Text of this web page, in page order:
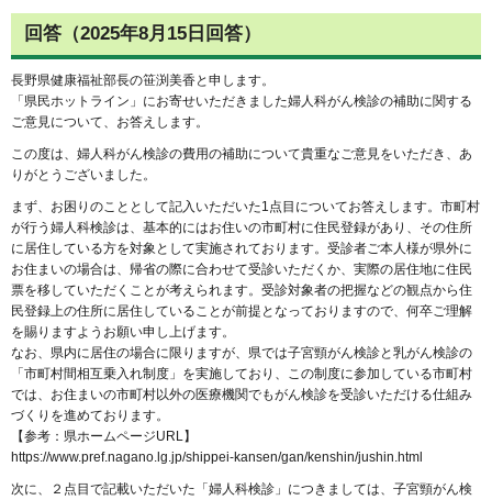
回答（2025年8月15日回答）
長野県健康福祉部長の笹渕美香と申します。
「県民ホットライン」にお寄せいただきました婦人科がん検診の補助に関する
ご意見について、お答えします。
この度は、婦人科がん検診の費用の補助について貴重なご意見をいただき、あ
りがとうございました。
まず、お困りのこととして記入いただいた1点目についてお答えします。市町村
が行う婦人科検診は、基本的にはお住いの市町村に住民登録があり、その住所
に居住している方を対象として実施されております。受診者ご本人様が県外に
お住まいの場合は、帰省の際に合わせて受診いただくか、実際の居住地に住民
票を移していただくことが考えられます。受診対象者の把握などの観点から住
民登録上の住所に居住していることが前提となっておりますので、何卒ご理解
を賜りますようお願い申し上げます。
なお、県内に居住の場合に限りますが、県では子宮頸がん検診と乳がん検診の
「市町村間相互乗入れ制度」を実施しており、この制度に参加している市町村
では、お住まいの市町村以外の医療機関でもがん検診を受診いただける仕組み
づくりを進めております。
【参考：県ホームページURL】
https://www.pref.nagano.lg.jp/shippei-kansen/gan/kenshin/jushin.html
次に、２点目で記載いただいた「婦人科検診」につきましては、子宮頸がん検